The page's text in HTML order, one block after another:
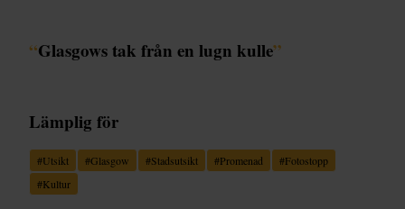
“Glasgows tak från en lugn kulle”
Lämplig för
#Utsikt #Glasgow #Stadsutsikt #Promenad #Fotostopp
#Kultur